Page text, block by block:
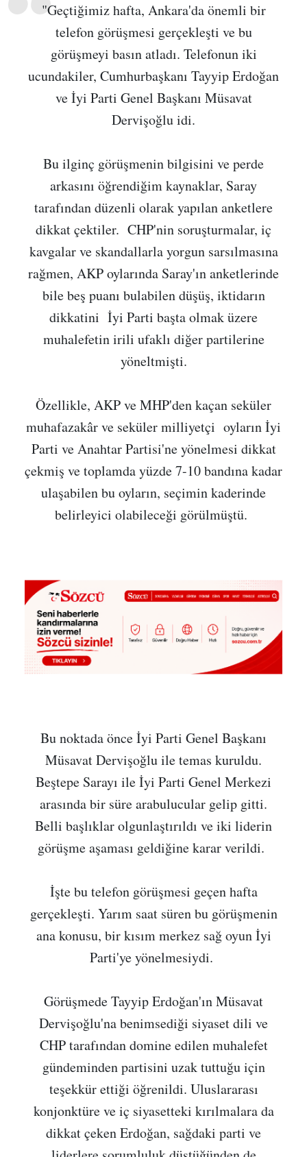
"Geçtiğimiz hafta, Ankara'da önemli bir
telefon görüşmesi gerçekleşti ve bu
görüşmeyi basın atladı. Telefonun iki
ucundakiler, Cumhurbaşkanı Tayyip Erdoğan
ve İyi Parti Genel Başkanı Müsavat
Dervişoğlu idi.
Bu ilginç görüşmenin bilgisini ve perde
arkasını öğrendiğim kaynaklar, Saray
tarafından düzenli olarak yapılan anketlere
dikkat çektiler. CHP'nin soruşturmalar, iç
kavgalar ve skandallarla yorgun sarsılmasına
rağmen, AKP oylarında Saray'ın anketlerinde
bile beş puanı bulabilen düşüş, iktidarın
dikkatini İyi Parti başta olmak üzere
muhalefetin irili ufaklı diğer partilerine
yöneltmişti.
Özellikle, AKP ve MHP'den kaçan seküler
muhafazakâr ve seküler milliyetçi oyların İyi
Parti ve Anahtar Partisi'ne yönelmesi dikkat
çekmiş ve toplamda yüzde 7-10 bandına kadar
ulaşabilen bu oyların, seçimin kaderinde
belirleyici olabileceği görülmüştü.
Bu noktada önce İyi Parti Genel Başkanı
Müsavat Dervişoğlu ile temas kuruldu.
Beştepe Sarayı ile İyi Parti Genel Merkezi
arasında bir süre arabulucular gelip gitti.
Belli başlıklar olgunlaştırıldı ve iki liderin
görüşme aşaması geldiğine karar verildi.
İşte bu telefon görüşmesi geçen hafta
gerçekleşti. Yarım saat süren bu görüşmenin
ana konusu, bir kısım merkez sağ oyun İyi
Parti'ye yönelmesiydi.
Görüşmede Tayyip Erdoğan'ın Müsavat
Dervişoğlu'na benimsediği siyaset dili ve
CHP tarafından domine edilen muhalefet
gündeminden partisini uzak tuttuğu için
teşekkür ettiği öğrenildi. Uluslararası
konjonktüre ve iç siyasetteki kırılmalara da
dikkat çeken Erdoğan, sağdaki parti ve